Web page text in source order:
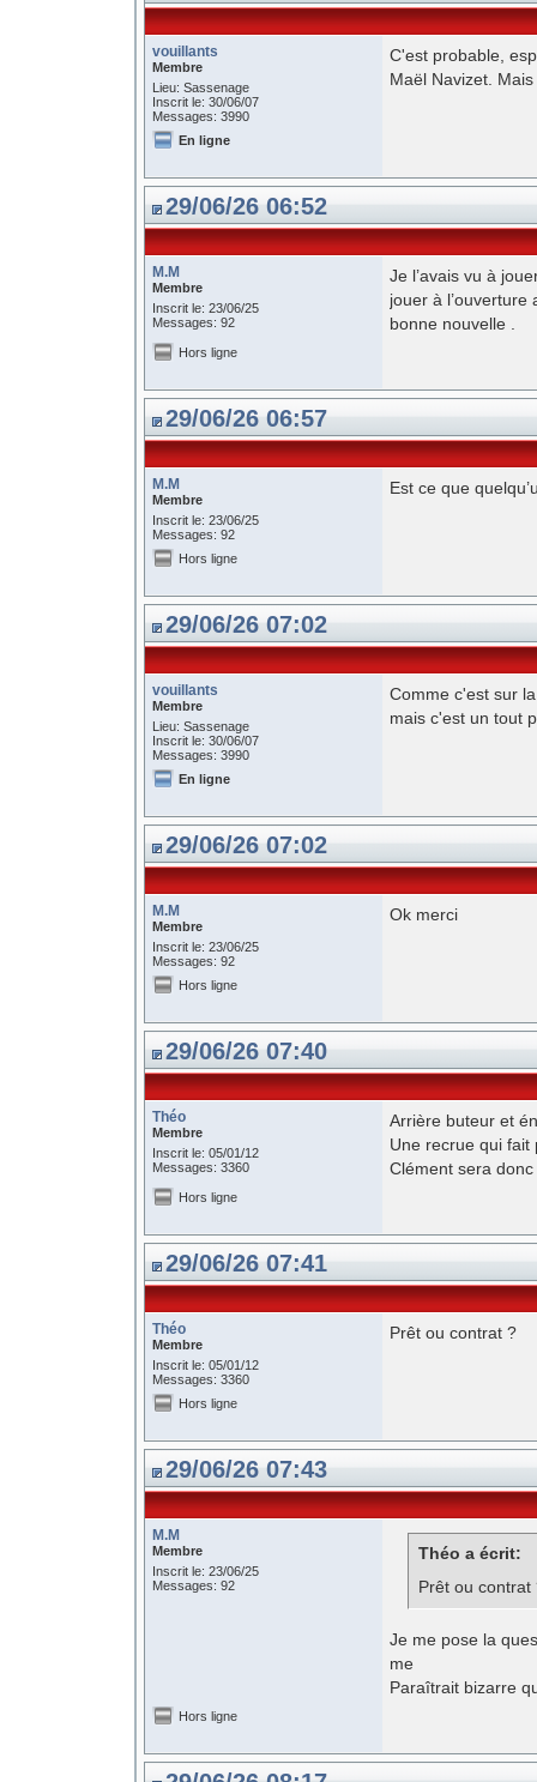
vouillants
Membre
Lieu: Sassenage
Inscrit le: 30/06/07
Messages: 3990
C'est probable,
Maël Navizet.
En ligne
29/06/26 06:52
M.M
Membre
Inscrit le: 23/06/25
Messages: 92
Je l’avais vu à
jouer à
bonne nouvelle .
Hors ligne
29/06/26 06:57
M.M
Membre
Inscrit le: 23/06/25
Messages: 92
Est ce que
Hors ligne
29/06/26 07:02
vouillants
Membre
Lieu: Sassenage
Inscrit le: 30/06/07
Messages: 3990
Comme c'est sur
mais c'est un tout
En ligne
29/06/26 07:02
M.M
Membre
Inscrit le: 23/06/25
Messages: 92
Ok merci
Hors ligne
29/06/26 07:40
Théo
Membre
Inscrit le: 05/01/12
Messages: 3360
Arrière buteur et
Une recrue qui fait
Clément sera
Hors ligne
29/06/26 07:41
Théo
Membre
Inscrit le: 05/01/12
Messages: 3360
Prêt ou contrat ?
Hors ligne
29/06/26 07:43
M.M
Membre
Inscrit le: 23/06/25
Messages: 92
Théo a écrit:
Prêt ou contrat
Je me pose la
me
Paraîtrait bizarre
Hors ligne